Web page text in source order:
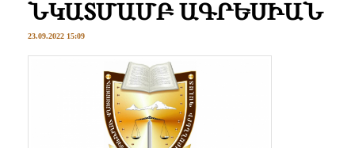
ՆԿԱՏՄԱՄԲ ԱԳՐԵՍԻԱՆ
23.09.2022 15:09